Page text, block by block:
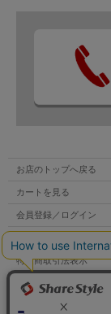
詳しくは商
ご利用
注意事項
ださい。
※本品は純正
装備 8インチ
および対応
※適合年式に
インチ縦型ナ
※取り付け
お店のトップへ戻る
カートを見る
会員登録／ログイン
特定商取引法表示
個人情報の取扱い
サイトマップ